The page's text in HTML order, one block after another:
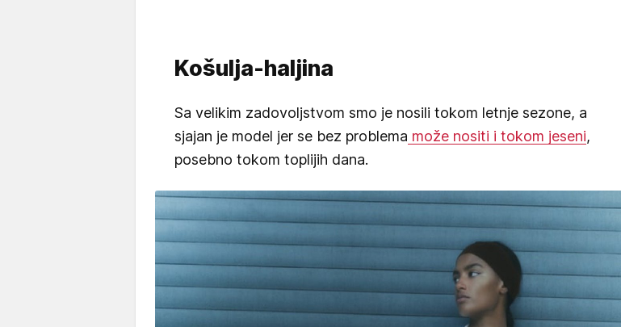
Košulja-haljina
Sa velikim zadovoljstvom smo je nosili tokom letnje sezone, a
sjajan je model jer se bez problema može nositi i tokom jeseni,
posebno tokom toplijih dana.